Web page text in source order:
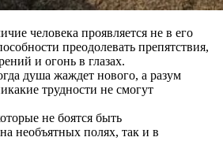
человека проявляется не в его
преодолевать препятствия,
и огонь в глазах.
душа жаждет нового, а разум
трудности не смогут
не боятся быть
необъятных полях, так и в